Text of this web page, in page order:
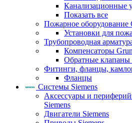
Канализационные
Показать все
Пожарное оборудование
Установки для
Трубопроводная
Компенсаторы
Обратные клапаны
Фитинги, фланцы,
Фланцы
Системы Siemens
Аксессуары и
Siemens
Двигатели Siemens